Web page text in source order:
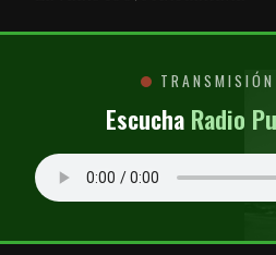
Escucha Radio